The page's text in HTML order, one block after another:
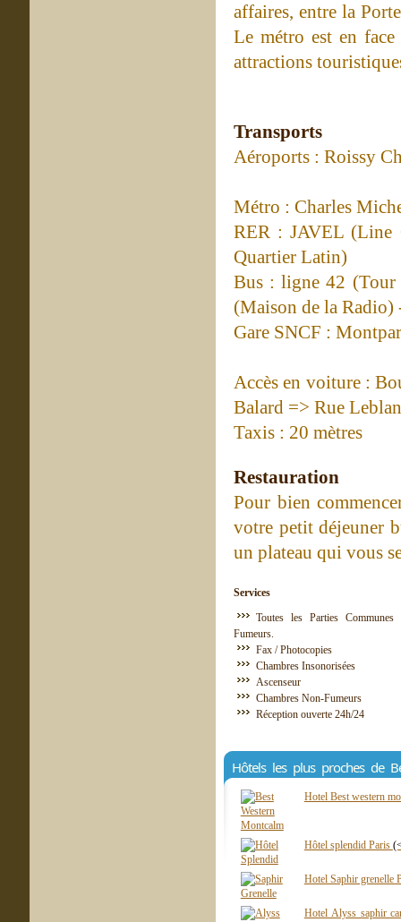
affaires, entre la
Le métro est en
attractions
Transports
Aéroports : Roissy
Métro : Charles
RER : JAVEL (Line
Quartier Latin)
Bus : ligne 42 (Tour
(Maison de la
Gare SNCF :
Accès en voiture :
Balard => Rue
Taxis : 20 mètres
Restauration
Pour bien
votre petit déjeuner
un plateau qui vous
Services
Toutes les Parties
Fumeurs.
Fax / Photocopies
Chambres Insonorisées
Ascenseur
Chambres Non-Fumeurs
Réception ouverte 24h/24
Hôtels les plus proches de
Hotel Best western
Hôtel splendid Paris
Hotel Saphir grenelle
Hotel Alyss saphir